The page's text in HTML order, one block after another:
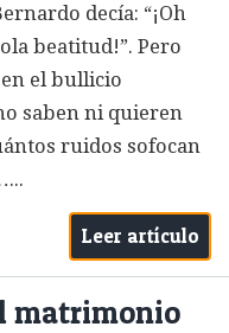
decía: “¡Oh
beatitud!”. Pero
el bullicio
saben ni quieren
ruidos sofocan
Leer artículo
matrimonio